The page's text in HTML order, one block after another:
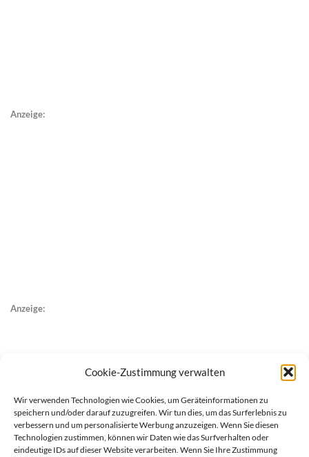
Cookie-Zustimmung verwalten
Wir verwenden Technologien wie Cookies, um Geräteinformationen zu
speichern und/oder darauf zuzugreifen. Wir tun dies, um das Surferlebnis zu
verbessern und um personalisierte Werbung anzuzeigen. Wenn Sie diesen
Technologien zustimmen, können wir Daten wie das Surfverhalten oder
eindeutige IDs auf dieser Website verarbeiten. Wenn Sie Ihre Zustimmung
Anzeige:
Anzeige: